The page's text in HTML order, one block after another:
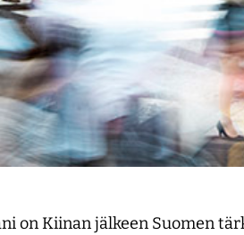
on Kiinan jälkeen Suomen